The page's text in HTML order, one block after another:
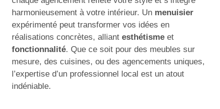
harmonieusement à votre intérieur. Un menuisier
expérimenté peut transformer vos idées en
réalisations concrètes, alliant esthétisme et
fonctionnalité. Que ce soit pour des meubles sur
mesure, des cuisines, ou des agencements uniques,
l’expertise d’un professionnel local est un atout
indéniable.